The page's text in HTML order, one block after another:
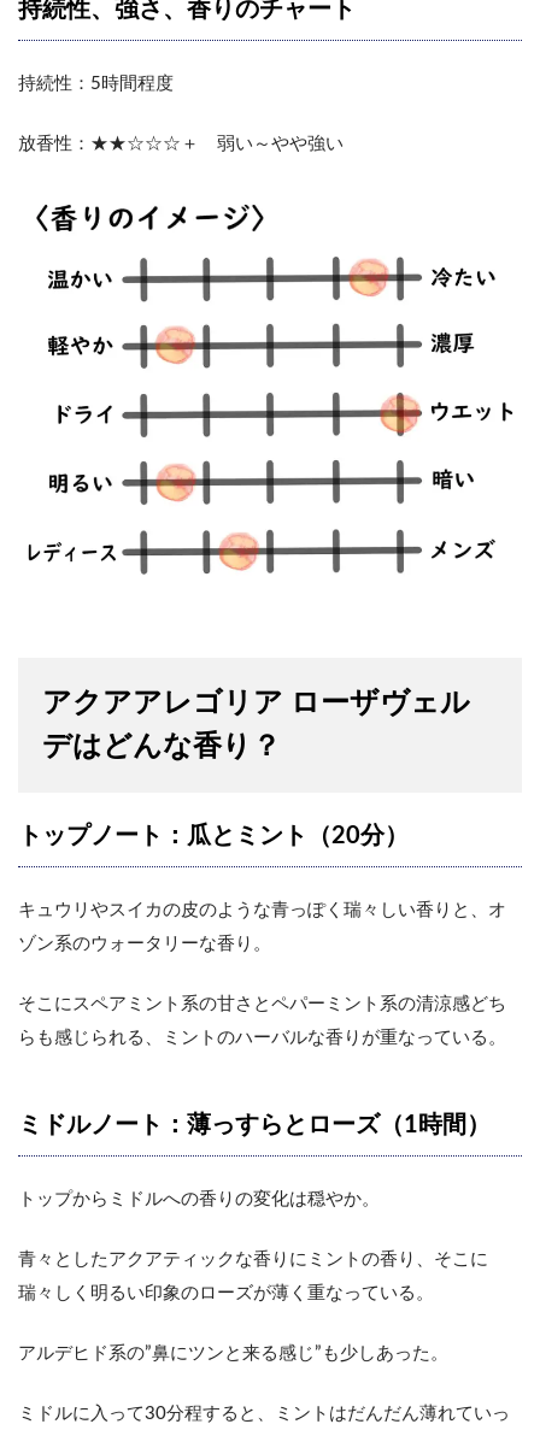
持続性、強さ、香りのチャート
持続性：5時間程度
放香性：★★☆☆☆＋ 弱い～やや強い
アクアアレゴリア ローザヴェル
デはどんな香り？
トップノート：瓜とミント（20分）
キュウリやスイカの皮のような青っぽく瑞々しい香りと、オ
ゾン系のウォータリーな香り。
そこにスペアミント系の甘さとペパーミント系の清涼感どち
らも感じられる、ミントのハーバルな香りが重なっている。
ミドルノート：薄っすらとローズ（1時間）
トップからミドルへの香りの変化は穏やか。
青々としたアクアティックな香りにミントの香り、そこに
瑞々しく明るい印象のローズが薄く重なっている。
アルデヒド系の”鼻にツンと来る感じ”も少しあった。
ミドルに入って30分程すると、ミントはだんだん薄れていっ